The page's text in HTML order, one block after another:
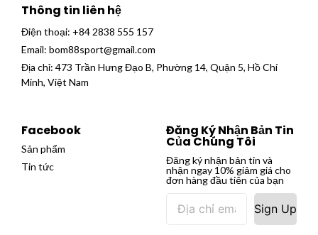
Thông tin liên hệ
Điện thoại: +84 2838 555 157
Email: bom88sport@gmail.com
Địa chỉ: 473 Trần Hưng Đạo B, Phường 14, Quận 5, Hồ Chí
Minh, Việt Nam
Facebook
Sản phẩm
Tin tức
Đăng Ký Nhận Bản Tin
Của Chúng Tôi
Đăng ký nhận bản tin và
nhận ngay 10% giảm giá cho
đơn hàng đầu tiên của bạn
Sign Up